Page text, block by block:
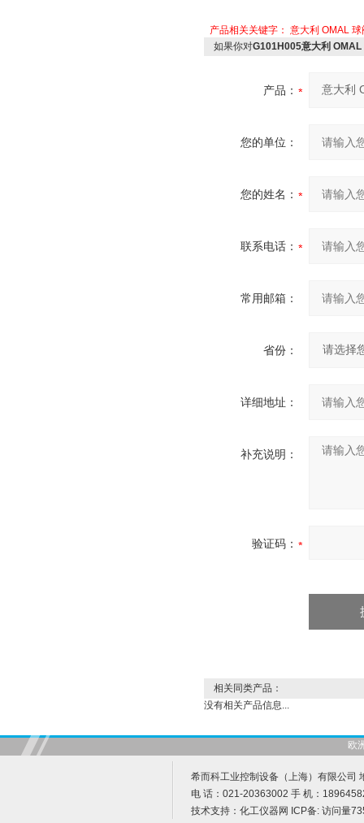
产品相关关键字： 意大利 OMAL 球
如果你对G101H005意大利 OMAL
产品：
您的单位：
您的姓名：
联系电话：
常用邮箱：
省份：
详细地址：
补充说明：
验证码：
相关同类产品：
没有相关产品信息...
欧
希而科工业控制设备（上海）有限公司
电 话：021-20363002 手 机：
技术支持： 化工仪器网 ICP备: 访问量